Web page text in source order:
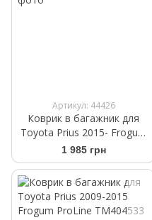
Артикул: 44426
Коврик в багажник для
Toyota Prius 2015- Frogum
ProLine TM548638
1 985 грн